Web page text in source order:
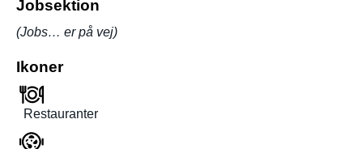
Jobsektion
(Jobs… er på vej)
Ikoner
Restauranter